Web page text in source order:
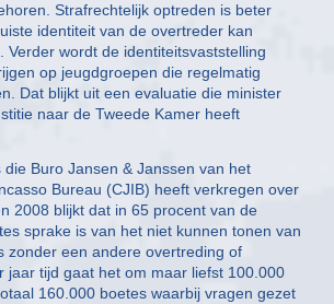
Strafrechtelijk optreden is beter
identiteit van de overtreder kan
Verder wordt de identiteitsvaststelling
op jeugdgroepen die regelmatig
Dat blijkt uit een evaluatie die minister
naar de Tweede Kamer heeft
Buro Jansen & Janssen van het
Bureau (CJIB) heeft verkregen over
2008 blijkt dat in 65 procent van de
sprake is van het niet kunnen tonen van
zonder een andere overtreding of
jaar tijd gaat het om maar liefst 100.000
160.000 boetes waarbij vragen gezet